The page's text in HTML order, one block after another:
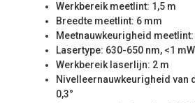
Werkbereik meetlint: 1,5 m
Breedte meetlint: 6 mm
Meetnauwkeurigheid
Lasertype: 630-650 nm, <1 mW
Werkbereik laserlijn: 2 m
Nivelleernauwkeurigheid van
0,3°